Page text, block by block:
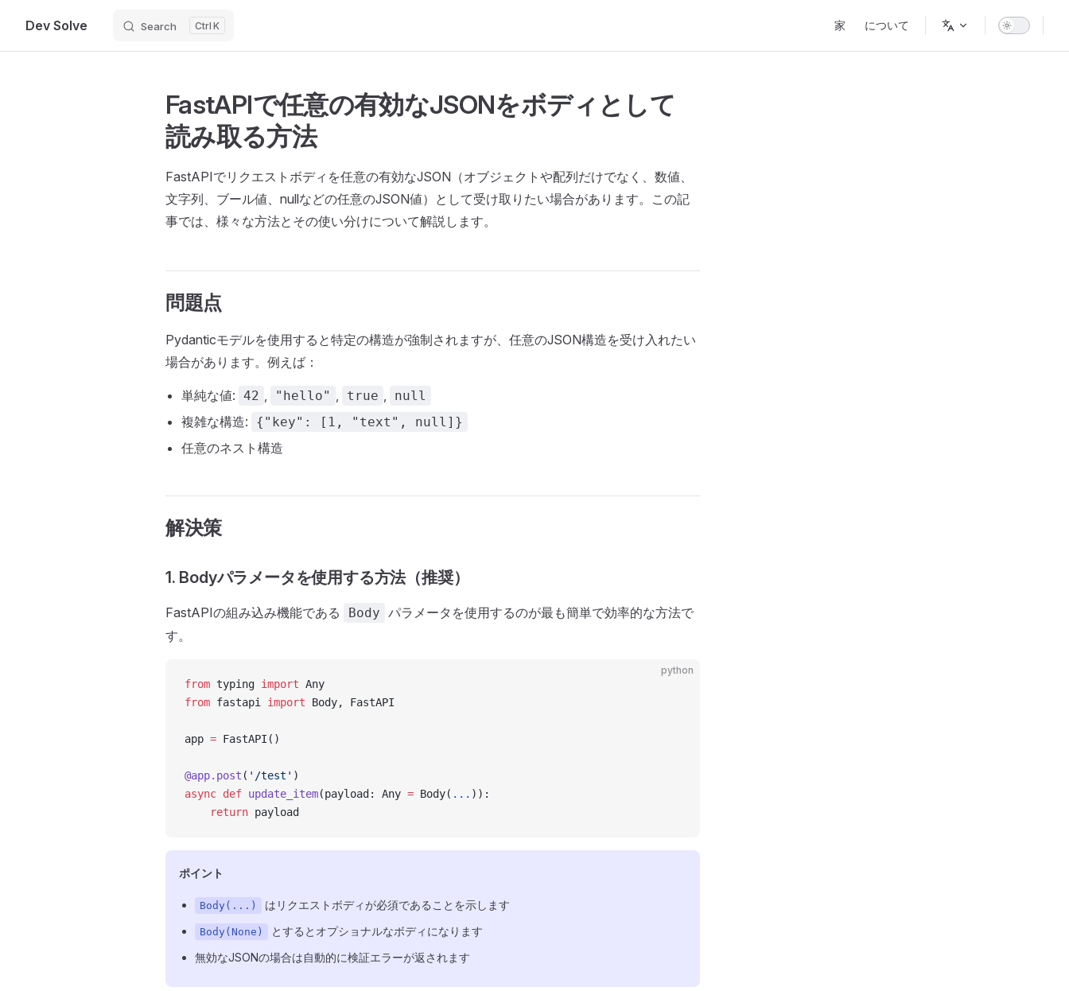
Skip to content
Dev Solve Search K 家 について
FastAPIで任意の有効なJSONをボディとして
読み取る方法
FastAPIでリクエストボディを任意の有効なJSON（オブジェクトや配列だけでなく、数値、
文字列、ブール値、nullなどの任意のJSON値）として受け取りたい場合があります。この記
事では、様々な方法とその使い分けについて解説します。
問題点
Pydanticモデルを使用すると特定の構造が強制されますが、任意のJSON構造を受け入れたい
場合があります。例えば：
単純な値: 42 , "hello" , true , null
複雑な構造: {"key": [1, "text", null]}
任意のネスト構造
解決策
1. Bodyパラメータを使用する方法（推奨）
FastAPIの組み込み機能である Body パラメータを使用するのが最も簡単で効率的な方法で
す。
python
from typing import Any
from fastapi import Body, FastAPI
app = FastAPI()
@app.post ( '/test' )
async def update_item(payload: Any = Body( ... )):
    return
payload
ポイント
Body(...) はリクエストボディが必須であることを示します
Body(None)
とするとオプショナルなボディになります
無効なJSONの場合は自動的に検証エラーが返されます